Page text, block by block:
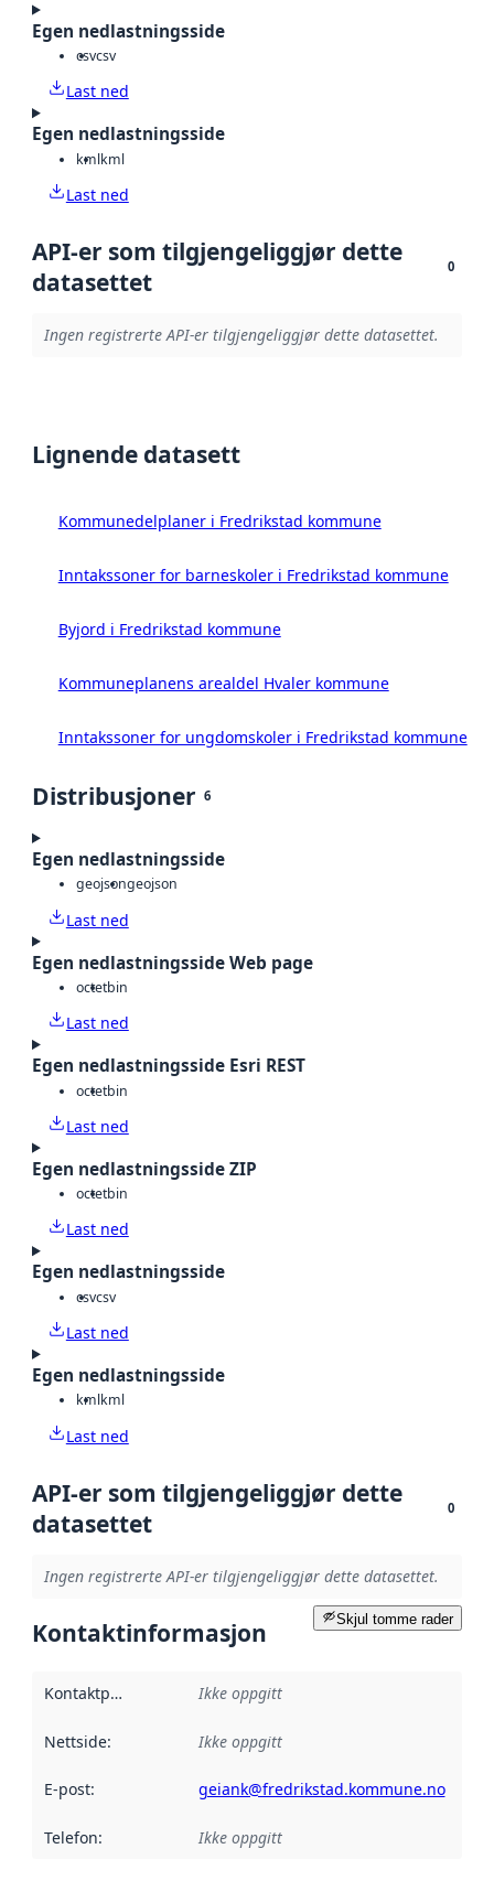
Egen nedlastningsside
csvcsv
Last ned
Egen nedlastningsside
kmlkml
Last ned
API-er som tilgjengeliggjør dette
datasettet
0
Ingen registrerte API-er tilgjengeliggjør dette datasettet.
Lignende datasett
Kommunedelplaner i Fredrikstad kommune
Inntakssoner for barneskoler i Fredrikstad kommune
Byjord i Fredrikstad kommune
Kommuneplanens arealdel Hvaler kommune
Inntakssoner for ungdomskoler i Fredrikstad kommune
Distribusjoner 6
Egen nedlastningsside
geojsongeojson
Last ned
Egen nedlastningsside Web page
octetbin
Last ned
Egen nedlastningsside Esri REST
octetbin
Last ned
Egen nedlastningsside ZIP
octetbin
Last ned
Egen nedlastningsside
csvcsv
Last ned
Egen nedlastningsside
kmlkml
Last ned
API-er som tilgjengeliggjør dette
datasettet
0
Ingen registrerte API-er tilgjengeliggjør dette datasettet.
Skjul tomme rader
Kontaktinformasjon
Kontaktpunkt Ikke oppgitt
Nettside: Ikke oppgitt
E-post: geiank@fredrikstad.kommune.no
Telefon: Ikke oppgitt